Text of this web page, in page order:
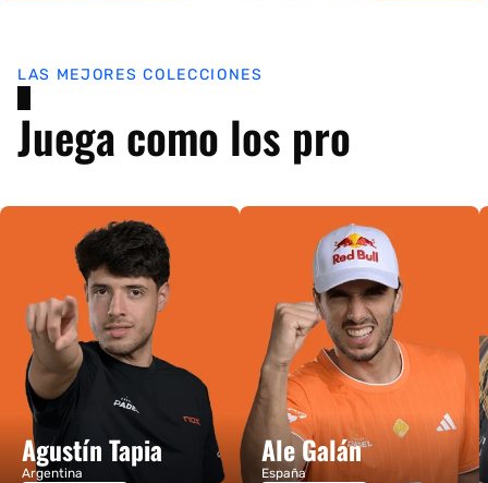
LAS MEJORES COLECCIONES
Juega como los pro
Agustín Tapia
Argentina
Ale Galán
España